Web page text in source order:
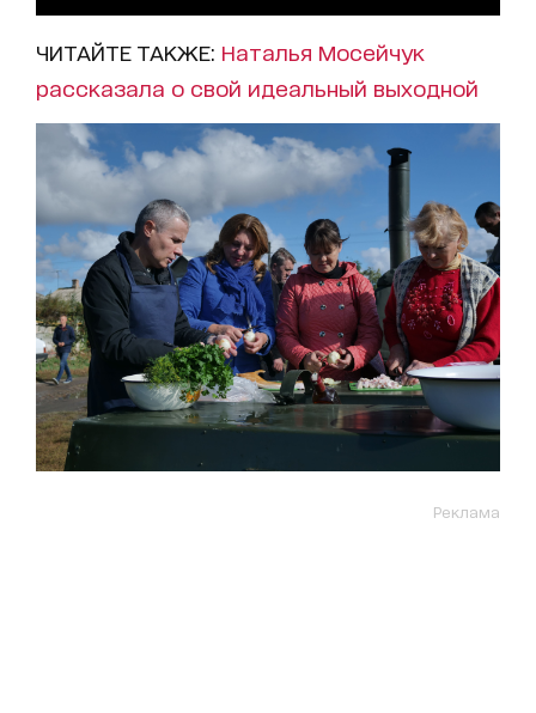
ЧИТАЙТЕ ТАКЖЕ: Наталья Мосейчук
рассказала о свой идеальный выходной
Реклама